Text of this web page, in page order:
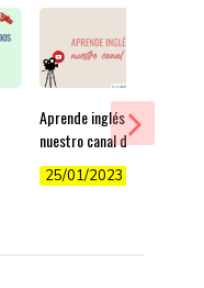
Aprende inglés gratis en
nuestro canal de YouTube
25/01/2023